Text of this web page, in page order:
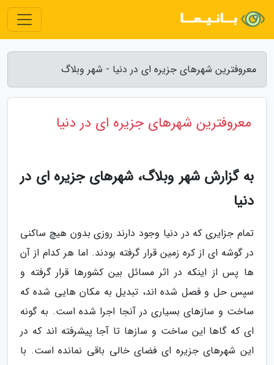
معروفترین شهرهای جزیره ای در دنیا - شهر وبلاگ
معروفترین شهرهای جزیره ای در دنیا
به گزارش شهر وبلاگ، شهرهای جزیره ای در
دنیا
تمام جزایری که در دنیا وجود دارند روزی بدون هیچ ساکنی
در گوشه ای از کره زمین قرار گرفته بودند. اما هر کدام از آن
ها پس از اینکه در اثر مسائل بین کشورها قرار گرفته و
سپس حل و فصل شده اند، تبدیل به مکان هایی شده که
ساخت و سازهای بسیاری در آنجا اجرا شده است. به گونه
ای که گاها این ساخت و سازها تا آجا پیشرفته اند که در
این شهرهای جزیره ای فضای خالی باقی نمانده است. با